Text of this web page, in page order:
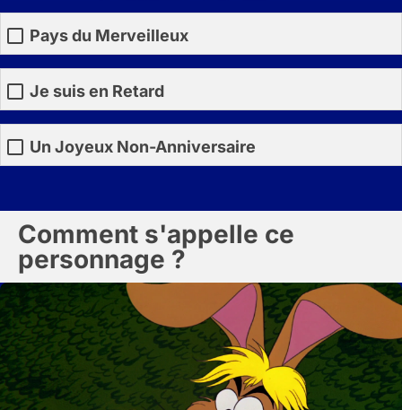
Pays du Merveilleux
Je suis en Retard
Un Joyeux Non-Anniversaire
Comment s'appelle ce
personnage ?